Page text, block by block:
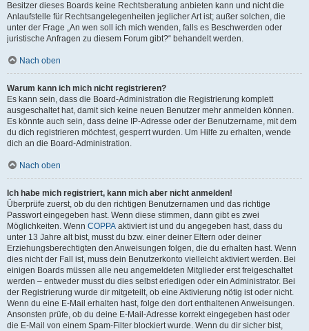
Besitzer dieses Boards keine Rechtsberatung anbieten kann und nicht die
Anlaufstelle für Rechtsangelegenheiten jeglicher Art ist; außer solchen, die
unter der Frage „An wen soll ich mich wenden, falls es Beschwerden oder
juristische Anfragen zu diesem Forum gibt?“ behandelt werden.
Nach oben
Warum kann ich mich nicht registrieren?
Es kann sein, dass die Board-Administration die Registrierung komplett
ausgeschaltet hat, damit sich keine neuen Benutzer mehr anmelden können.
Es könnte auch sein, dass deine IP-Adresse oder der Benutzername, mit dem
du dich registrieren möchtest, gesperrt wurden. Um Hilfe zu erhalten, wende
dich an die Board-Administration.
Nach oben
Ich habe mich registriert, kann mich aber nicht anmelden!
Überprüfe zuerst, ob du den richtigen Benutzernamen und das richtige
Passwort eingegeben hast. Wenn diese stimmen, dann gibt es zwei
Möglichkeiten. Wenn COPPA aktiviert ist und du angegeben hast, dass du
unter 13 Jahre alt bist, musst du bzw. einer deiner Eltern oder deiner
Erziehungsberechtigten den Anweisungen folgen, die du erhalten hast. Wenn
dies nicht der Fall ist, muss dein Benutzerkonto vielleicht aktiviert werden. Bei
einigen Boards müssen alle neu angemeldeten Mitglieder erst freigeschaltet
werden – entweder musst du dies selbst erledigen oder ein Administrator. Bei
der Registrierung wurde dir mitgeteilt, ob eine Aktivierung nötig ist oder nicht.
Wenn du eine E-Mail erhalten hast, folge den dort enthaltenen Anweisungen.
Ansonsten prüfe, ob du deine E-Mail-Adresse korrekt eingegeben hast oder
die E-Mail von einem Spam-Filter blockiert wurde. Wenn du dir sicher bist,